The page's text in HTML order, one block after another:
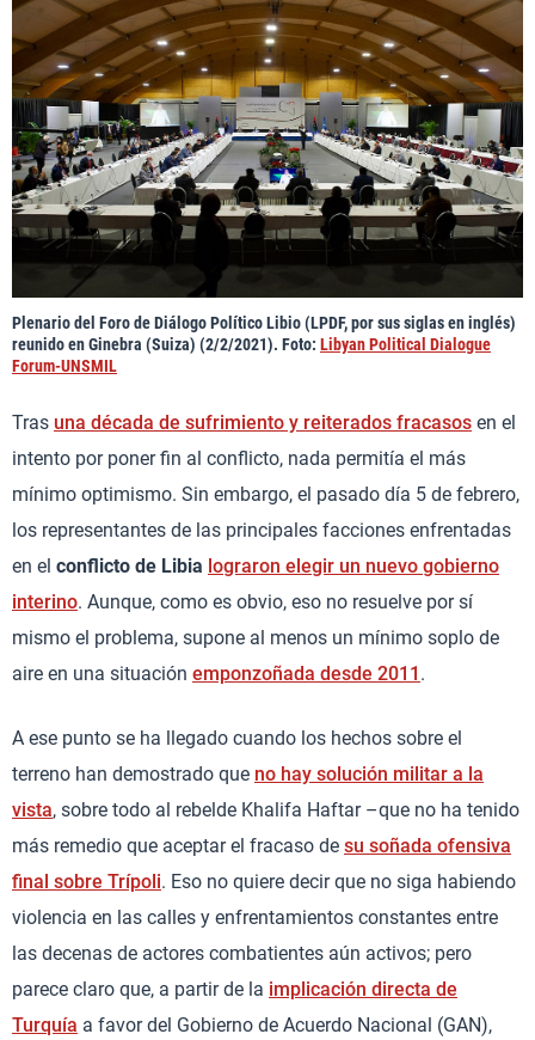
Plenario del Foro de Diálogo Político Libio (LPDF, por sus siglas en inglés)
reunido en Ginebra (Suiza) (2/2/2021). Foto: Libyan Political Dialogue
Forum-UNSMIL
Tras una década de sufrimiento y reiterados fracasos en el
intento por poner fin al conflicto, nada permitía el más
mínimo optimismo. Sin embargo, el pasado día 5 de febrero,
los representantes de las principales facciones enfrentadas
en el conflicto de Libia lograron elegir un nuevo gobierno
interino. Aunque, como es obvio, eso no resuelve por sí
mismo el problema, supone al menos un mínimo soplo de
aire en una situación emponzoñada desde 2011 .
A ese punto se ha llegado cuando los hechos sobre el
terreno han demostrado que no hay solución militar a la
vista, sobre todo al rebelde Khalifa Haftar –que no ha tenido
más remedio que aceptar el fracaso de su soñada ofensiva
final sobre Trípoli. Eso no quiere decir que no siga habiendo
violencia en las calles y enfrentamientos constantes entre
las decenas de actores combatientes aún activos; pero
parece claro que, a partir de la implicación directa de
Turquía a favor del Gobierno de Acuerdo Nacional (GAN),